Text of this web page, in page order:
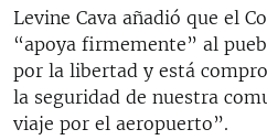
Levine Cava añadió que el
“apoya firmemente” al
por la libertad y está
la seguridad de nuestra
viaje por el aeropuerto”.